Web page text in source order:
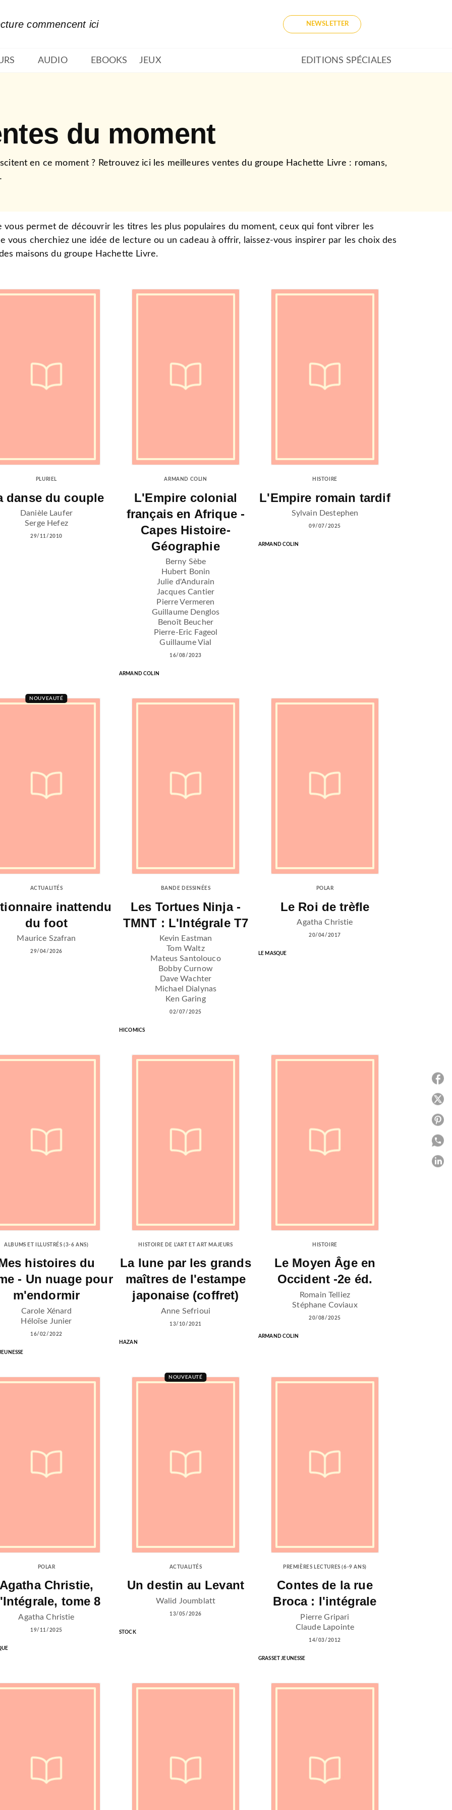
commencent ici NEWSLETTER
AUDIO EBOOKS JEUX EDITIONS SPÉCIALES
du moment
en ce moment ? Retrouvez ici les meilleures ventes du groupe Hachette Livre : romans,
vous permet de découvrir les titres les plus populaires du moment, ceux qui font vibrer les
vous cherchiez une idée de lecture ou un cadeau à offrir, laissez-vous inspirer par les choix des
maisons du groupe Hachette Livre.
PLURIEL
danse du couple
Danièle Laufer
Serge Hefez
29/11/2010
ARMAND COLIN
L'Empire colonial
français en Afrique -
Capes Histoire-
Géographie
Berny Sèbe
Hubert Bonin
Julie d'Andurain
Jacques Cantier
Pierre Vermeren
Guillaume Denglos
Benoît Beucher
Pierre-Eric Fageol
Guillaume Vial
16/08/2023
ARMAND COLIN
HISTOIRE
L'Empire romain tardif
Sylvain Destephen
09/07/2025
ARMAND COLIN
NOUVEAUTÉ
ACTUALITÉS
inattendu
du foot
Maurice Szafran
29/04/2026
BANDE DESSINÉES
Les Tortues Ninja -
TMNT : L'Intégrale T7
Kevin Eastman
Tom Waltz
Mateus Santolouco
Bobby Curnow
Dave Wachter
Michael Dialynas
Ken Garing
02/07/2025
HICOMICS
POLAR
Le Roi de trèfle
Agatha Christie
20/04/2017
LE MASQUE
ALBUMS ET ILLUSTRÉS (3-6 ANS)
histoires du
- Un nuage pour
m'endormir
Carole Xénard
Héloïse Junier
16/02/2022
HISTOIRE DE L'ART ET ART MAJEURS
La lune par les grands
maîtres de l'estampe
japonaise (coffret)
Anne Sefrioui
13/10/2021
HAZAN
HISTOIRE
Le Moyen Âge en
Occident -2e éd.
Romain Telliez
Stéphane Coviaux
20/08/2025
ARMAND COLIN
POLAR
Christie,
tome 8
Agatha Christie
19/11/2025
NOUVEAUTÉ
ACTUALITÉS
Un destin au Levant
Walid Joumblatt
13/05/2026
STOCK
PREMIÈRES LECTURES (6-9 ANS)
Contes de la rue
Broca : l'intégrale
Pierre Gripari
Claude Lapointe
14/03/2012
GRASSET JEUNESSE